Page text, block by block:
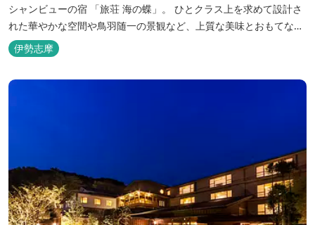
シャンビューの宿 「旅荘 海の蝶」。 ひとクラス上を求めて設計さ
れた華やかな空間や鳥羽随一の景観など、上質な美味とおもてなし
をお約束します。 海の蝶ならではのゆとりの休日をお過ごし下さい
ませ。
伊勢志摩